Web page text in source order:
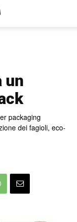
un
packaging
dei fagioli, eco-